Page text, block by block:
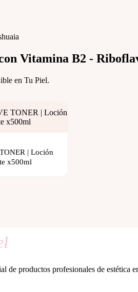
Vitamina B2 -
en Tu Piel.
| Loción
x500ml
de productos profesionales de estética